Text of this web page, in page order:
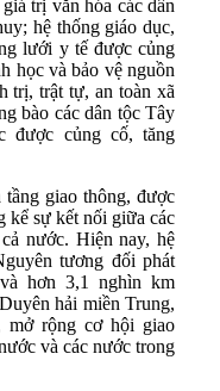
trị văn hóa các dân
hệ thống giáo dục,
lưới y tế được củng
học và bảo vệ nguồn
trị, trật tự, an toàn xã
bào các dân tộc Tây
được củng cố, tăng
giao thông, được
kể sự kết nối giữa các
nước. Hiện nay, hệ
tương đối phát
hơn 3,1 nghìn km
hải miền Trung,
mở rộng cơ hội giao
và các nước trong